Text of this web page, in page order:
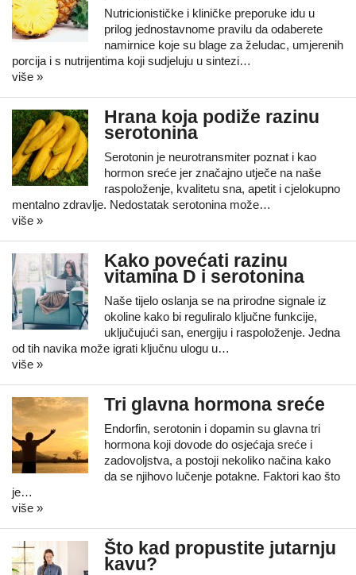
Nutricionističke i kliničke preporuke idu u
prilog jednostavnome pravilu da odaberete
namirnice koje su blage za želudac, umjerenih
porcija i s nutrijentima koji sudjeluju u sintezi…
više »
Hrana koja podiže razinu
serotonina
Serotonin je neurotransmiter poznat i kao
hormon sreće jer značajno utječe na naše
raspoloženje, kvalitetu sna, apetit i cjelokupno
mentalno zdravlje. Nedostatak serotonina može…
više »
Kako povećati razinu
vitamina D i serotonina
Naše tijelo oslanja se na prirodne signale iz
okoline kako bi reguliralo ključne funkcije,
uključujući san, energiju i raspoloženje. Jedna
od tih navika može igrati ključnu ulogu u…
više »
Tri glavna hormona sreće
Endorfin, serotonin i dopamin su glavna tri
hormona koji dovode do osjećaja sreće i
zadovoljstva, a postoji nekoliko načina kako
da se njihovo lučenje potakne. Faktori kao što
je…
više »
Što kad propustite jutarnju
kavu?